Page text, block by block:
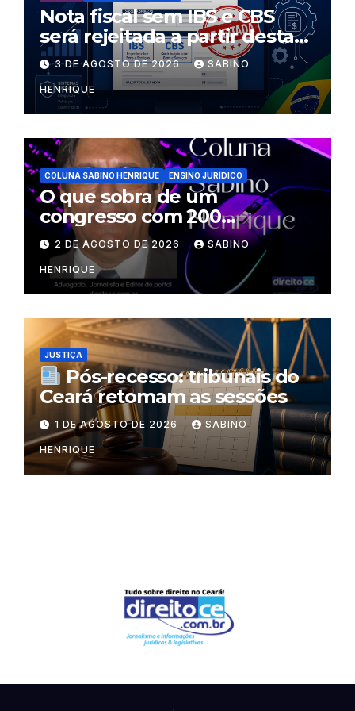
Nota fiscal sem IBS e CBS
será rejeitada a partir desta
segunda-feira
3 DE AGOSTO DE 2026 SABINO
HENRIQUE
COLUNA SABINO HENRIQUE ENSINO JURÍDICO
O que sobra de um
congresso com 200
palestrantes?
2 DE AGOSTO DE 2026 SABINO
HENRIQUE
JUSTIÇA
Pós-recesso: tribunais do
Ceará retomam as sessões
1 DE AGOSTO DE 2026 SABINO
HENRIQUE